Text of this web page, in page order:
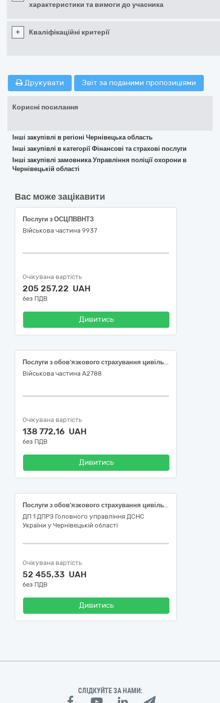
характеристики та вимоги до учасника
+ Кваліфікаційні критерії
Друкувати Звіт за поданими пропозиціями
Корисні посилання
Інші закупівлі в регіоні Чернівецька область
Інші закупівлі в категорії Фінансові та страхові послуги
Інші закупівлі замовника Управління поліції охорони в
Чернівецькій області
Вас може зацікавити
Послуги з ОСЦПВВНТЗ
Військова частина 9937
Очікувана вартість
205 257,22 UAH
без ПДВ
Дивитись
Послуги з обов’язкового страхування цивільно-правової відповідальності власників наземних транспортних засобів (ДК 021:2015:66510000-8 Страхові послуги)
Військова частина А2788
Очікувана вартість
138 772,16 UAH
без ПДВ
Дивитись
Послуги з обов’язкового страхування цивільно-правової відповідальності власників наземних транспортних засобів
ДП 1 ДПРЗ Головного управління ДСНС
України у Чернівецькій області
Очікувана вартість
52 455,33 UAH
без ПДВ
Дивитись
СЛІДКУЙТЕ ЗА НАМИ: